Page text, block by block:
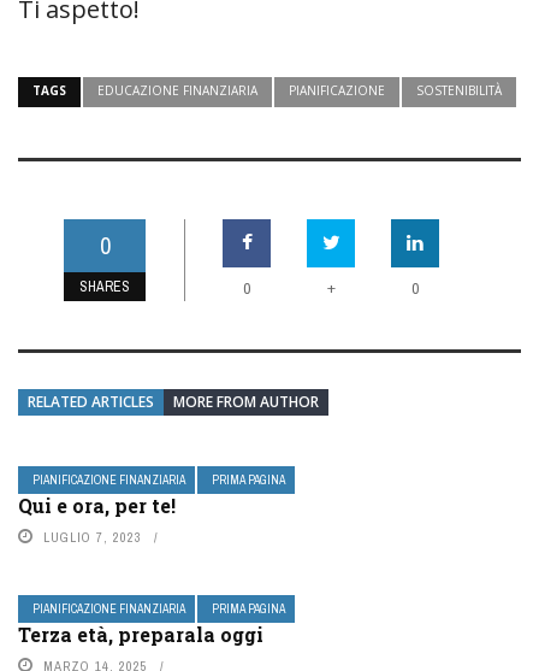
Ti aspetto!
TAGS EDUCAZIONE FINANZIARIA PIANIFICAZIONE SOSTENIBILITÀ
0
SHARES 0 + 0
RELATED ARTICLES MORE FROM AUTHOR
PIANIFICAZIONE FINANZIARIA PRIMA PAGINA
Qui e ora, per te!
LUGLIO 7, 2023
PIANIFICAZIONE FINANZIARIA PRIMA PAGINA
Terza età, preparala oggi
MARZO 14, 2025